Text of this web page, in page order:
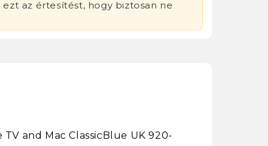
az értesítést, hogy biztosan ne
and Mac ClassicBlue UK 920-